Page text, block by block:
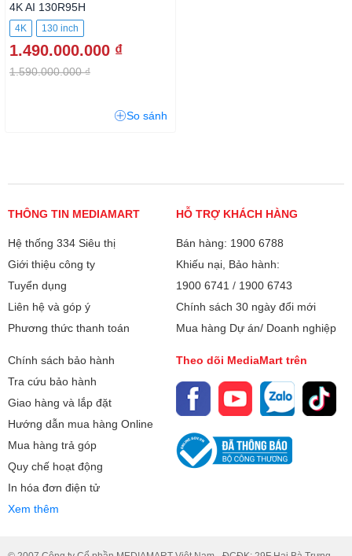
4K AI 130R95H
4K 130 inch
1.490.000.000 ₫
1.590.000.000 ₫
So sánh
THÔNG TIN MEDIAMART
Hệ thống 334 Siêu thị
Giới thiệu công ty
Tuyển dụng
Liên hệ và góp ý
Phương thức thanh toán
HỖ TRỢ KHÁCH HÀNG
Bán hàng: 1900 6788
Khiếu nại, Bảo hành:
1900 6741 / 1900 6743
Chính sách 30 ngày đổi mới
Mua hàng Dự án/ Doanh nghiệp
Chính sách bảo hành
Tra cứu bảo hành
Giao hàng và lắp đặt
Hướng dẫn mua hàng Online
Mua hàng trả góp
Quy chế hoạt động
In hóa đơn điện tử
Xem thêm
Theo dõi MediaMart trên